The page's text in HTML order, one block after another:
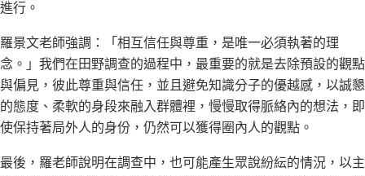
進行。
羅景文老師強調：「相互信任與尊重，是唯一必須執著的理
念。」我們在田野調查的過程中，最重要的就是去除預設的觀點
與偏見，彼此尊重與信任，並且避免知識分子的優越感，以誠懇
的態度、柔軟的身段來融入群體裡，慢慢取得脈絡內的想法，即
使保持著局外人的身份，仍然可以獲得圈內人的觀點。
最後，羅老師說明在調查中，也可能產生眾說紛紜的情況，以主